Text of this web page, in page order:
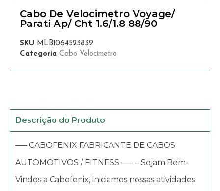
Cabo De Velocimetro Voyage/
Parati Ap/ Cht 1.6/1.8 88/90
SKU MLB1064523839
Categoria Cabo Velocímetro
Descrição do Produto
—– CABOFENIX FABRICANTE DE CABOS
AUTOMOTIVOS / FITNESS —– – Sejam Bem-
Vindos a Cabofenix, iniciamos nossas atividades